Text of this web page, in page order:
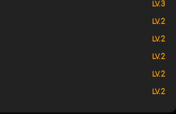
LV. 3
LV. 2
LV. 2
LV. 2
LV. 2
LV. 2